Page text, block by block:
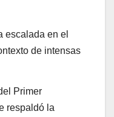
escalada en el
de intensas
Primer
respaldó la